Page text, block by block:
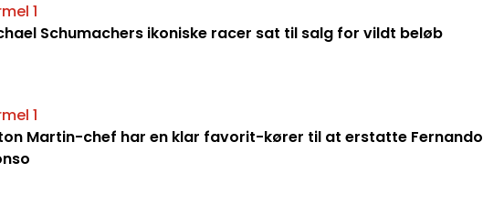
1
Schumachers ikoniske racer sat til salg for vildt beløb
1
Martin-chef har en klar favorit-kører til at erstatte Fernando